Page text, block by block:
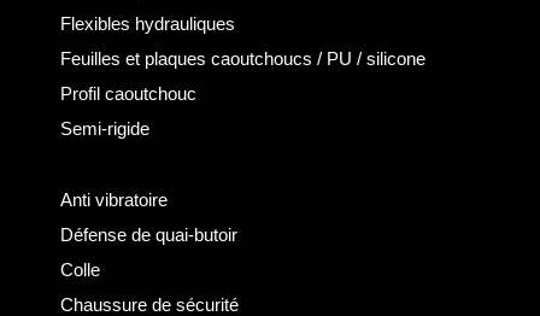
Flexibles hydrauliques
Feuilles et plaques caoutchoucs / PU / silicone
Profil caoutchouc
Semi-rigide
Anti vibratoire
Défense de quai-butoir
Colle
Chaussure de sécurité